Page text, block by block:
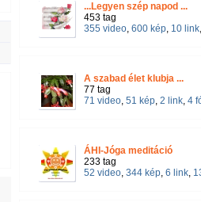
...Legyen szép napod ...
453 tag
355 video, 600 kép, 10 link
A szabad élet klubja ...
77 tag
71 video, 51 kép, 2 link, 4
ÁHI-Jóga meditáció
233 tag
52 video, 344 kép, 6 link,